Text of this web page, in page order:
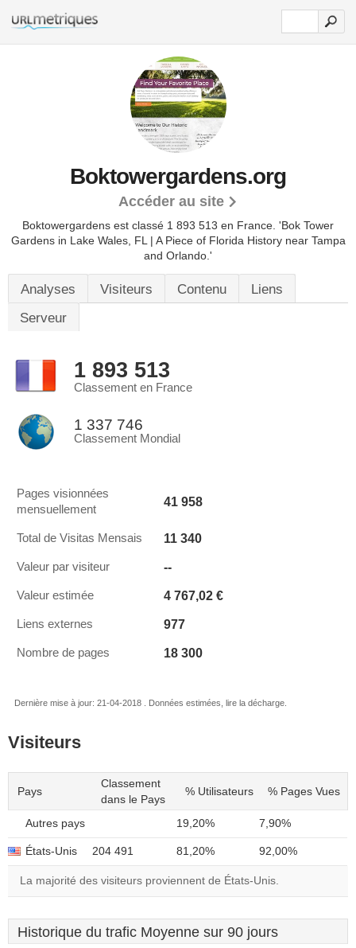
Boktowergardens.org
Accéder au site
Boktowergardens est classé 1 893 513 en France. 'Bok Tower
Gardens in Lake Wales, FL | A Piece of Florida History near Tampa
and Orlando.'
Analyses Visiteurs Contenu
Liens
Serveur
1 893 513
Classement en France
1 337 746
Classement Mondial
Pages visionnées
mensuellement
41 958
Total de Visitas Mensais 11 340
Valeur par visiteur --
Valeur estimée 4 767,02 €
Liens externes 977
Nombre de pages 18 300
Dernière mise à jour: 21-04-2018 . Données estimées, lire la décharge.
Visiteurs
Pays
Classement
dans le Pays
% Utilisateurs % Pages Vues
Autres pays 19,20% 7,90%
États-Unis 204 491 81,20% 92,00%
La majorité des visiteurs proviennent de États-Unis.
Historique du trafic Moyenne sur 90 jours